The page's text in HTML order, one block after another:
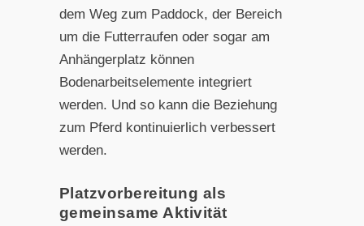
dem Weg zum Paddock, der Bereich
um die Futterraufen oder sogar am
Anhängerplatz können
Bodenarbeitselemente integriert
werden. Und so kann die Beziehung
zum Pferd kontinuierlich verbessert
werden.
Platzvorbereitung als
gemeinsame Aktivität